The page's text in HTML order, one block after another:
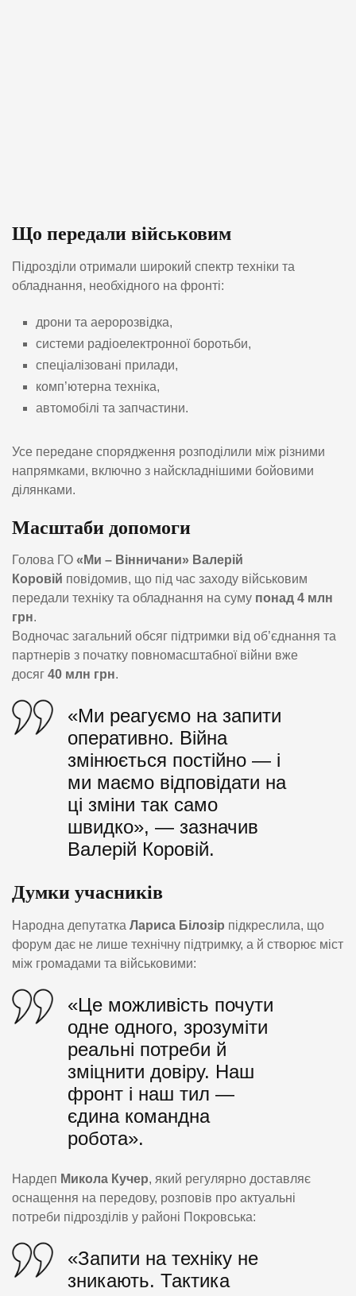
Що передали військовим
Підрозділи отримали широкий спектр техніки та
обладнання, необхідного на фронті:
дрони та аеророзвідка,
системи радіоелектронної боротьби,
спеціалізовані прилади,
комп’ютерна техніка,
автомобілі та запчастини.
Усе передане спорядження розподілили між різними
напрямками, включно з найскладнішими бойовими
ділянками.
Масштаби допомоги
Голова ГО «Ми – Вінничани» Валерій
Коровій повідомив, що під час заходу військовим
передали техніку та обладнання на суму понад 4 млн
грн.
Водночас загальний обсяг підтримки від об’єднання та
партнерів з початку повномасштабної війни вже
досяг 40 млн грн.
«Ми реагуємо на запити
оперативно. Війна
змінюється постійно — і
ми маємо відповідати на
ці зміни так само
швидко», — зазначив
Валерій Коровій.
Думки учасників
Народна депутатка Лариса Білозір підкреслила, що
форум дає не лише технічну підтримку, а й створює міст
між громадами та військовими:
«Це можливість почути
одне одного, зрозуміти
реальні потреби й
зміцнити довіру. Наш
фронт і наш тил —
єдина командна
робота».
Нардеп Микола Кучер, який регулярно доставляє
оснащення на передову, розповів про актуальні
потреби підрозділів у районі Покровська:
«Запити на техніку не
зникають. Тактика